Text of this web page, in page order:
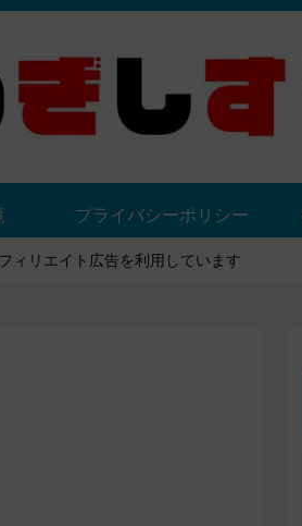
プライバシーポリシー
ィリエイト広告を利用しています